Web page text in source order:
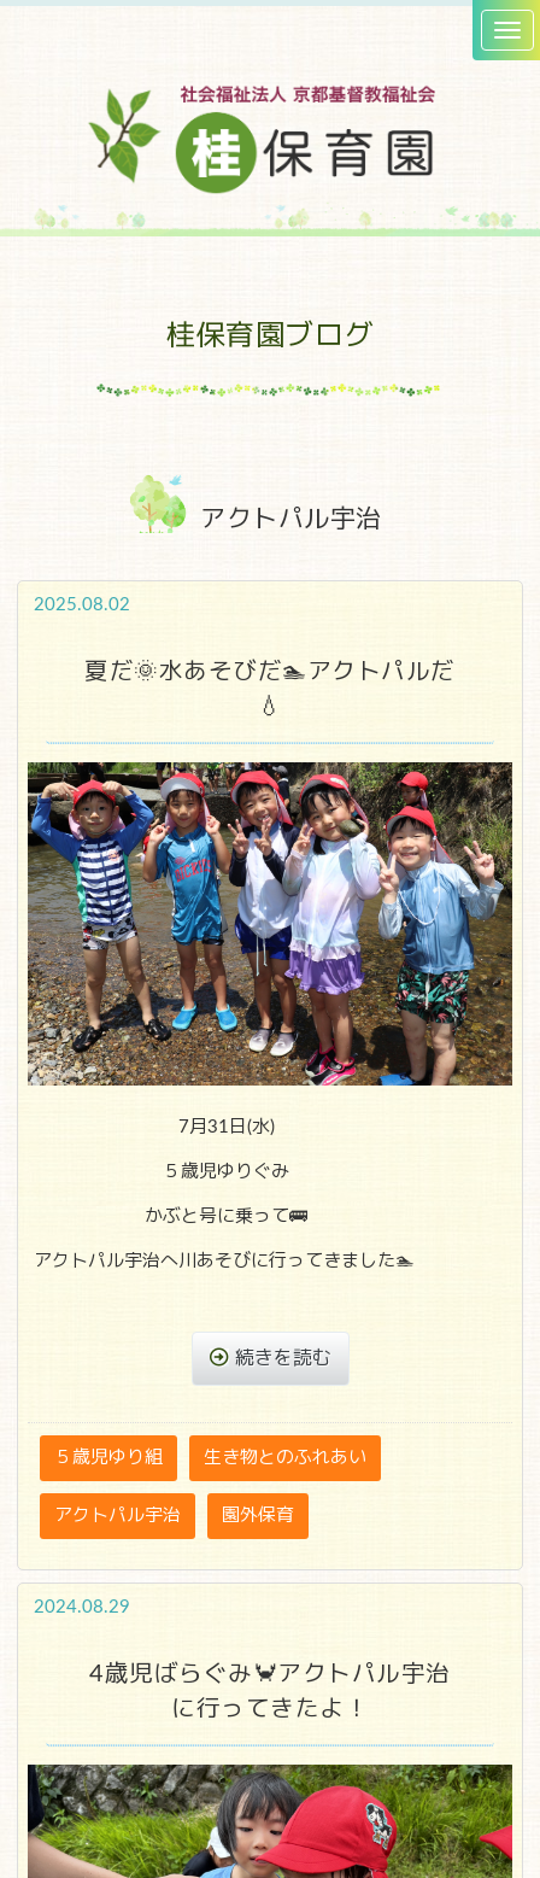
桂保育園ブログ
アクトパル宇治
2025.08.02
夏だ🌞水あそびだ🏊アクトパルだ
💧
7月31日(水)
５歳児ゆりぐみ
かぶと号に乗って🚌
アクトパル宇治へ川あそびに行ってきました🏊
続きを読む
５歳児ゆり組 生き物とのふれあい
アクトパル宇治 園外保育
2024.08.29
4歳児ばらぐみ🦀アクトパル宇治
に行ってきたよ！